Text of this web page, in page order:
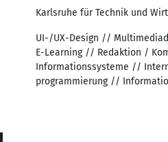
Karlsruhe für Technik und
UI-/UX-Design //
E-Learning // Redaktion /
Informationssysteme //
programmierung //